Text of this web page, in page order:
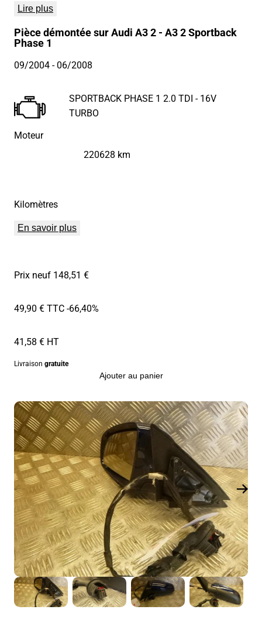
Lire plus
Pièce démontée sur Audi A3 2 - A3 2 Sportback
Phase 1
09/2004- 06/2008
Moteur
SPORTBACK PHASE 1 2.0 TDI - 16V
TURBO
Kilomètres
220628 km
En savoir plus
Prix neuf 148,51 €
49,90 € TTC-66,40%
41,58 € HT
Livraison gratuite
Ajouter au panier